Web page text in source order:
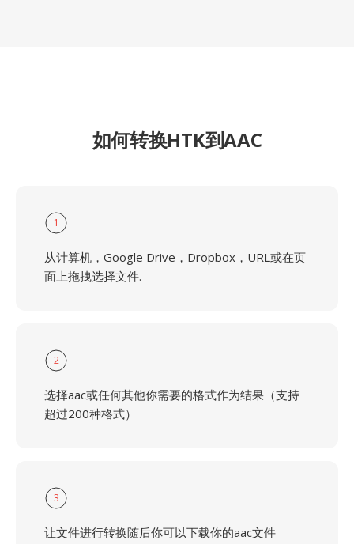
如何转换HTK到AAC
1
从计算机，Google Drive，Dropbox，URL或在页
面上拖拽选择文件.
2
选择aac或任何其他你需要的格式作为结果（支持
超过200种格式）
3
让文件进行转换随后你可以下载你的aac文件